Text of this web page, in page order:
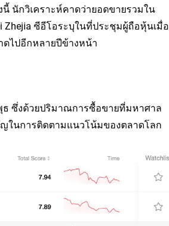
นักวิเคราะห์คาดว่ายอดขายรวมใน
Zhejia ซีอีโอระบุในที่ประชุมผู้ถือหุ้นเมื่อ
ดไปอีกหลายปีข้างหน้า
ซึ่งด้วยปริมาณการซื้อขายที่มหาศาล
ในการติดตามแนวโน้มของตลาดโลก